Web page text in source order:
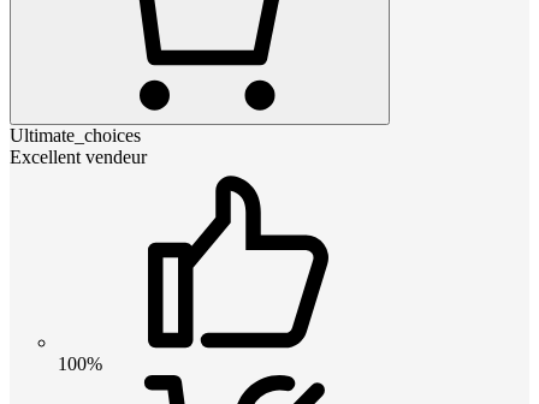
Ultimate_choices
Excellent vendeur
100%